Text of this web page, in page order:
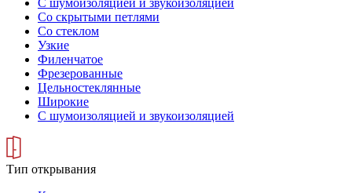
С шумоизоляцией и звукоизоляцией
Со скрытыми петлями
Со стеклом
Узкие
Филенчатое
Фрезерованные
Цельностеклянные
Широкие
С шумоизоляцией и звукоизоляцией
Тип открывания